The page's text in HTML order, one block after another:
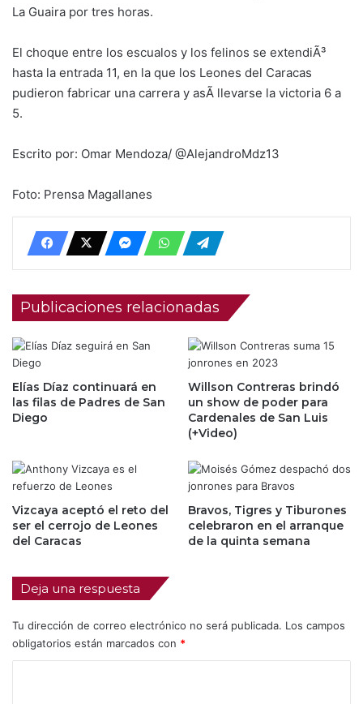
La Guaira por tres horas.
El choque entre los escualos y los felinos se extendiÃ³
hasta la entrada 11, en la que los Leones del Caracas
pudieron fabricar una carrera y asÃ­ llevarse la victoria 6 a
5.
Escrito por: Omar Mendoza/ @AlejandroMdz13
Foto: Prensa Magallanes
Publicaciones relacionadas
Elías Díaz continuará en
las filas de Padres de San
Diego
Willson Contreras brindó
un show de poder para
Cardenales de San Luis
(+Video)
Vizcaya aceptó el reto del
ser el cerrojo de Leones
del Caracas
Bravos, Tigres y Tiburones
celebraron en el arranque
de la quinta semana
Deja una respuesta
Tu dirección de correo electrónico no será publicada. Los campos
obligatorios están marcados con *